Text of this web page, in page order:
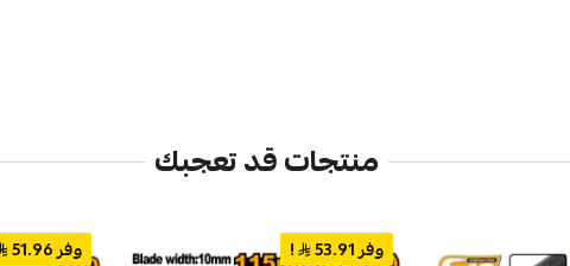
منتجات قد تعجبك
وفر 53.91 ! وفر 51.96